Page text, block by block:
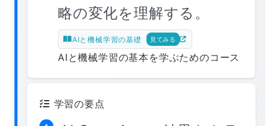
略の変化を理解する。
AIと機械学習の基礎 見てみる
AIと機械学習の基本を学ぶためのコース
学習の要点